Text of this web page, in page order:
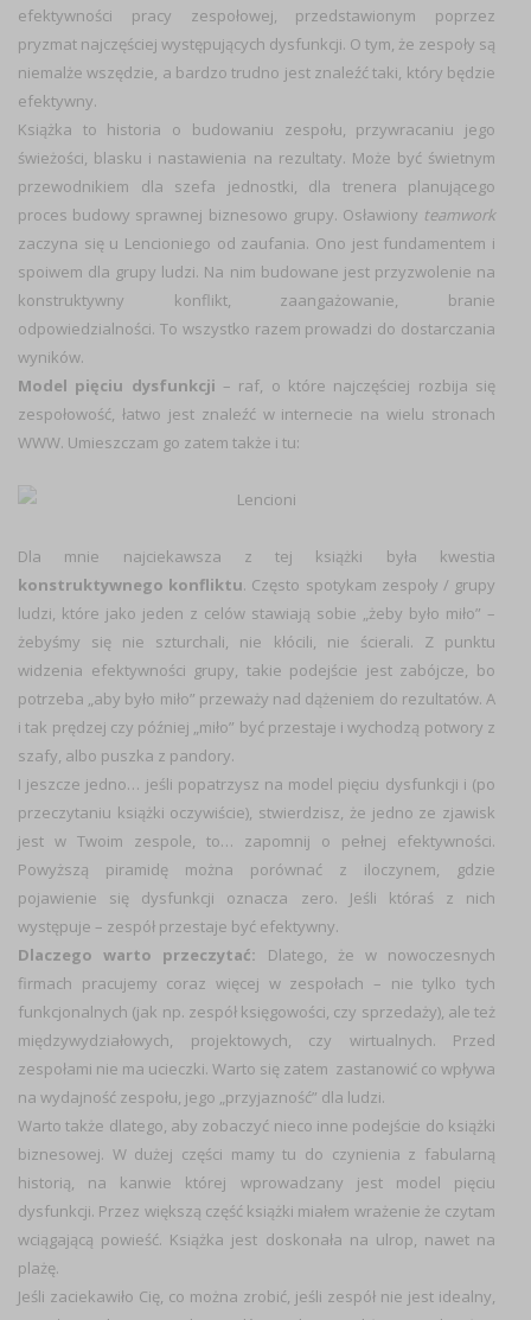
efektywności pracy zespołowej, przedstawionym poprzez
pryzmat najczęściej występujących dysfunkcji. O tym, że zespoły są
niemalże wszędzie, a bardzo trudno jest znaleźć taki, który będzie
efektywny.
Książka to historia o budowaniu zespołu, przywracaniu jego
świeżości, blasku i nastawienia na rezultaty. Może być świetnym
przewodnikiem dla szefa jednostki, dla trenera planującego
proces budowy sprawnej biznesowo grupy. Osławiony teamwork
zaczyna się u Lencioniego od zaufania. Ono jest fundamentem i
spoiwem dla grupy ludzi. Na nim budowane jest przyzwolenie na
konstruktywny konflikt, zaangażowanie, branie
odpowiedzialności. To wszystko razem prowadzi do dostarczania
wyników.
Model pięciu dysfunkcji – raf, o które najczęściej rozbija się
zespołowość, łatwo jest znaleźć w internecie na wielu stronach
WWW. Umieszczam go zatem także i tu:
Dla mnie najciekawsza z tej książki była kwestia
konstruktywnego konfliktu. Często spotykam zespoły / grupy
ludzi, które jako jeden z celów stawiają sobie „żeby było miło” –
żebyśmy się nie szturchali, nie kłócili, nie ścierali. Z punktu
widzenia efektywności grupy, takie podejście jest zabójcze, bo
potrzeba „aby było miło” przeważy nad dążeniem do rezultatów. A
i tak prędzej czy później „miło” być przestaje i wychodzą potwory z
szafy, albo puszka z pandory.
I jeszcze jedno… jeśli popatrzysz na model pięciu dysfunkcji i (po
przeczytaniu książki oczywiście), stwierdzisz, że jedno ze zjawisk
jest w Twoim zespole, to… zapomnij o pełnej efektywności.
Powyższą piramidę można porównać z iloczynem, gdzie
pojawienie się dysfunkcji oznacza zero. Jeśli któraś z nich
występuje – zespół przestaje być efektywny.
Dlaczego warto przeczytać: Dlatego, że w nowoczesnych
firmach pracujemy coraz więcej w zespołach – nie tylko tych
funkcjonalnych (jak np. zespół księgowości, czy sprzedaży), ale też
międzywydziałowych, projektowych, czy wirtualnych. Przed
zespołami nie ma ucieczki. Warto się zatem zastanowić co wpływa
na wydajność zespołu, jego „przyjazność” dla ludzi.
Warto także dlatego, aby zobaczyć nieco inne podejście do książki
biznesowej. W dużej części mamy tu do czynienia z fabularną
historią, na kanwie której wprowadzany jest model pięciu
dysfunkcji. Przez większą część książki miałem wrażenie że czytam
wciągającą powieść. Książka jest doskonała na ulrop, nawet na
plażę.
Jeśli zaciekawiło Cię, co można zrobić, jeśli zespół nie jest idealny,